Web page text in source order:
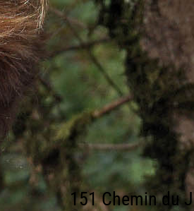
151 Chemin du